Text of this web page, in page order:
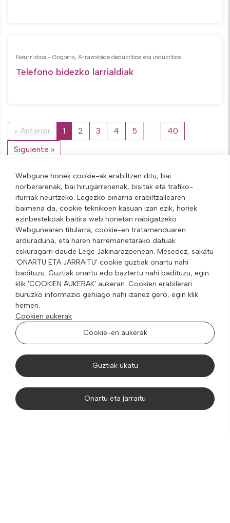
Neurrizkoa - Gogorra, Arrazoibide deduktiboa eta induktiboa
Telefono bidezko larrialdiak
« Anterior 1 2 3 4 5 …
40
Siguiente »
Webgune honek cookie-ak erabiltzen ditu, bai
norberarenak, bai hirugarrenenak, bisitak eta trafiko-
iturriak neurtzeko. Legezko oinarria erabiltzailearen
baimena da, cookie teknikoen kasuan izan ezik, horiek
ezinbestekoak baitira web honetan nabigatzeko.
Webgunearen titularra, cookie-en tratamenduaren
arduraduna, eta haren harremanetarako datuak
eskuragarri daude Lege Jakinarazpenean. Mesedez, sakatu
'ONARTU ETA JARRAITU' cookie guztiak onartu nahi
badituzu. Guztiak onartu edo baztertu nahi badituzu, egin
klik 'COOKIEN AUKERAK' aukeran. Cookien erabilerari
buruzko informazio gehiago nahi izanez gero, egin klik
hemen.
Cookien aukerak
Cookie-en aukerak
Guztiak ukatu
Onartu eta jarraitu